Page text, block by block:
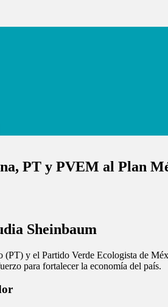
PT y PVEM al Plan
Sheinbaum
y el Partido Verde Ecologista de
para fortalecer la economía del país.